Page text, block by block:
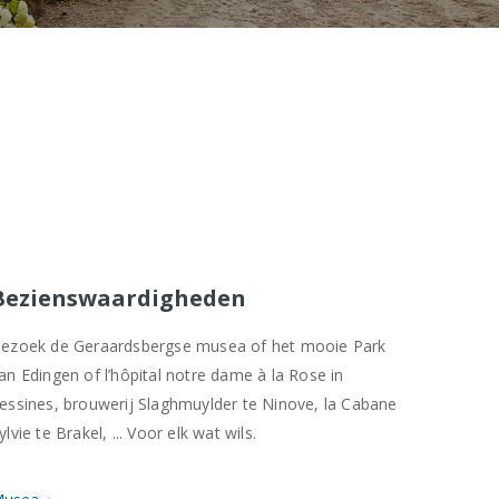
de Geraardsbergse musea of het mooie Park
Edingen of l’hôpital notre dame à la Rose in
brouwerij Slaghmuylder te Ninove, la Cabane
te Brakel, ... Voor elk wat wils.